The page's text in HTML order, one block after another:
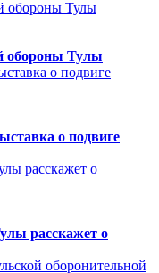
обороны Тулы
о подвиге
расскажет о